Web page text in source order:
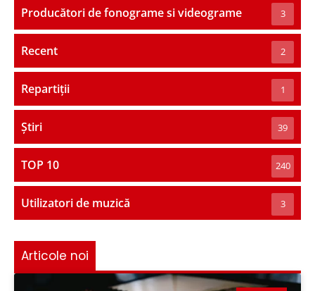
Producători de fonograme si videograme 3
Recent 2
Repartiții 1
Știri 39
TOP 10 240
Utilizatori de muzică 3
Articole noi